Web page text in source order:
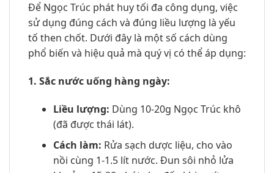
Để Ngọc Trúc phát huy tối đa công dụng, việc
sử dụng đúng cách và đúng liều lượng là yếu
tố then chốt. Dưới đây là một số cách dùng
phổ biến và hiệu quả mà quý vị có thể áp dụng:
1. Sắc nước uống hàng ngày:
Liều lượng: Dùng 10-20g Ngọc Trúc khô
(đã được thái lát).
Cách làm: Rửa sạch dược liệu, cho vào
nồi cùng 1-1.5 lít nước. Đun sôi nhỏ lửa